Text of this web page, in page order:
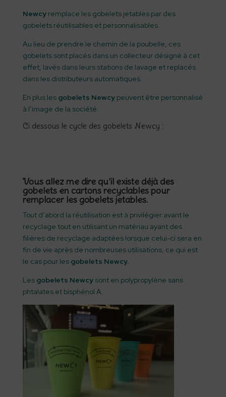
Newcyremplace les gobelets jetables par des
gobelets réutilisables et personnalisables.
Au lieu de prendre le chemin de la poubelle, ces
gobelets sont placés dans un collecteur désigné à cet
effet, lavés dans leurs stations de lavage et replacés
dans les distributeurs automatiques.
En plus les gobelets Newcypeuvent être personnalisé
à l’image de la société.
Ci dessous le cycle des gobelets Newcy :
Vous allez me dire qu’il existe déjà des
gobelets en cartons recyclables pour
remplacer les gobelets jetables.
Tout d’abord la réutilisation est à privilégier avant le
recyclage tout en utilisant un matériau ayant des
filières de recyclage adaptées lorsque celui-ci sera en
fin de vie après de nombreuses utilisations, ce qui est
le cas pour lesgobelets Newcy.
Lesgobelets Newcysont en polypropylène sans
phtalates et bisphénol A.